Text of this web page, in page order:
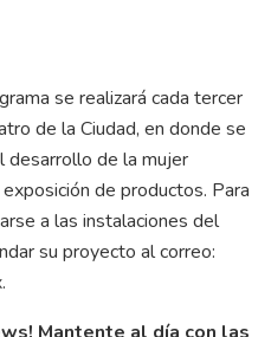
se realizará cada tercer
de la Ciudad, en donde se
desarrollo de la mujer
de productos. Para
a las instalaciones del
su proyecto al correo: